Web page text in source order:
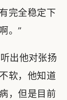
完全稳定下
。”
出他对张扬
软，他知道
，但是目前